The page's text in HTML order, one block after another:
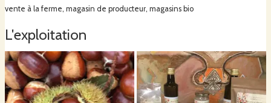
vente à la ferme, magasin de producteur, magasins bio
L'exploitation